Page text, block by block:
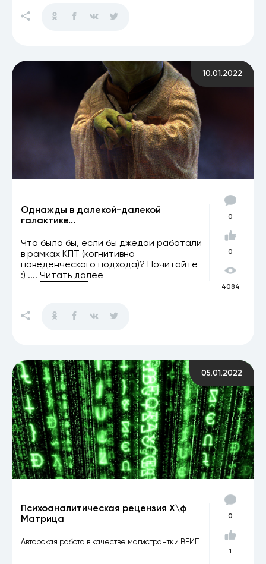
10.01.2022
Однажды в далекой-далекой
галактике...
Что было бы, если бы джедаи работали
в рамках КПТ (когнитивно -
поведенческого подхода)? Почитайте
:) .... Читать далее
0
0
4084
05.01.2022
Психоаналитическая рецензия Х\ф
Матрица
Авторская работа в качестве магистрантки ВЕИП
0
1